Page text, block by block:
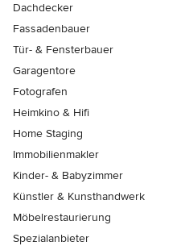
Dachdecker
Fassadenbauer
Tür- & Fensterbauer
Garagentore
Fotografen
Heimkino & Hifi
Home Staging
Immobilienmakler
Kinder- & Babyzimmer
Künstler & Kunsthandwerk
Möbelrestaurierung
Spezialanbieter